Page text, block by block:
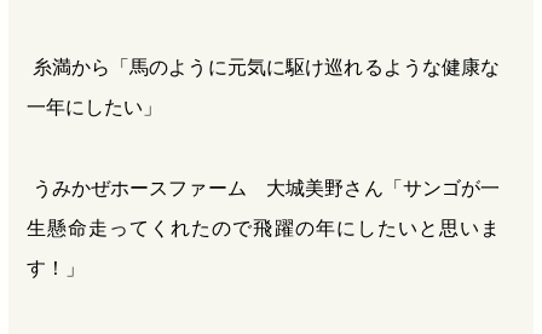
糸満から「馬のように元気に駆け巡れるような健康な
一年にしたい」
うみかぜホースファーム 大城美野さん「サンゴが一
生懸命走ってくれたので飛躍の年にしたいと思いま
す！」